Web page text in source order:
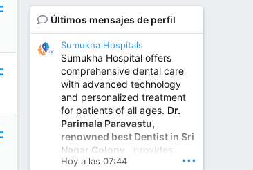
Últimos mensajes de perfil
Sumukha Hospitals
Sumukha Hospital offers
comprehensive dental care
with advanced technology
and personalized treatment
for patients of all ages. Dr.
Parimala Paravastu,
renowned best Dentist in Sri
Nagar Colony , provides
expert care for tooth pain,
Hoy a las 07:44 •••